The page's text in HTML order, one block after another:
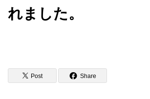
れました。
Post Share